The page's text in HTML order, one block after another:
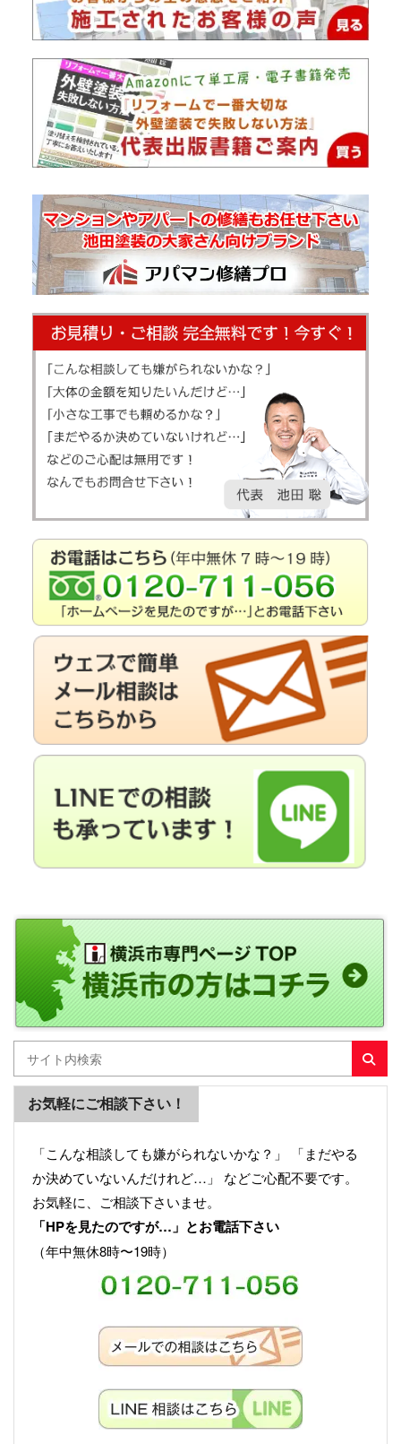
お気軽にご相談下さい！
「こんな相談しても嫌がられないかな？」 「まだやる
か決めていないんだけれど…」 などご心配不要です。
お気軽に、ご相談下さいませ。
「HPを見たのですが…」とお電話下さい
（年中無休8時〜19時）